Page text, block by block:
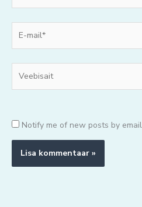
mail*
Notify me of new posts by